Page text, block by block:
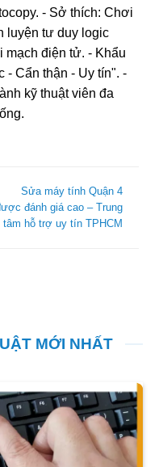
- Sở thích: Chơi
luyện tư duy logic
mạch điện tử. - Khẩu
- Cẩn thận - Uy tín". -
kỹ thuật viên đa
Sửa máy tính Quận 4
đánh giá cao – Trung
tâm hỗ trợ uy tín TPHCM
MỚI NHẤT